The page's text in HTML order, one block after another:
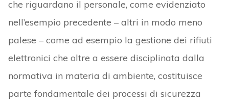
che riguardano il personale, come evidenziato
nell’esempio precedente – altri in modo meno
palese – come ad esempio la gestione dei rifiuti
elettronici che oltre a essere disciplinata dalla
normativa in materia di ambiente, costituisce
parte fondamentale dei processi di sicurezza